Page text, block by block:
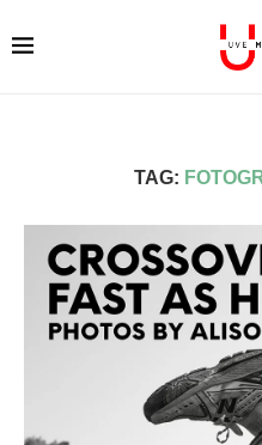
TAG: